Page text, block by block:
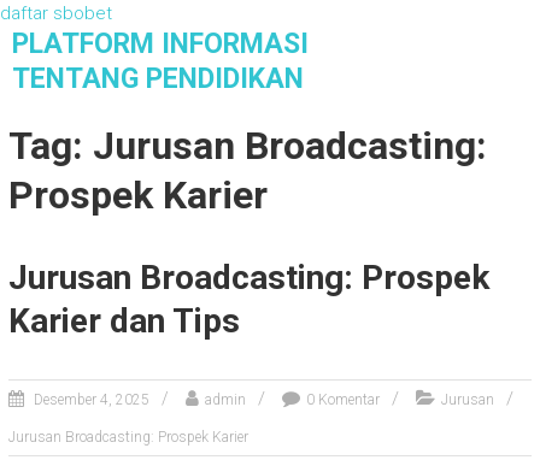
daftar sbobet
PLATFORM INFORMASI
TENTANG PENDIDIKAN
Tag: Jurusan Broadcasting:
Prospek Karier
Jurusan Broadcasting: Prospek
Karier dan Tips
Desember 4, 2025 admin 0 Komentar Jurusan
Jurusan Broadcasting: Prospek Karier